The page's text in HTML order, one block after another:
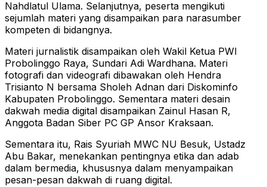
Nahdlatul Ulama. Selanjutnya, peserta mengikuti
sejumlah materi yang disampaikan para narasumber
kompeten di bidangnya.
Materi jurnalistik disampaikan oleh Wakil Ketua PWI
Probolinggo Raya, Sundari Adi Wardhana. Materi
fotografi dan videografi dibawakan oleh Hendra
Trisianto N bersama Sholeh Adnan dari Diskominfo
Kabupaten Probolinggo. Sementara materi desain
dakwah media digital disampaikan Zainul Hasan R,
Anggota Badan Siber PC GP Ansor Kraksaan.
Sementara itu, Rais Syuriah MWC NU Besuk, Ustadz
Abu Bakar, menekankan pentingnya etika dan adab
dalam bermedia, khususnya dalam menyampaikan
pesan-pesan dakwah di ruang digital.